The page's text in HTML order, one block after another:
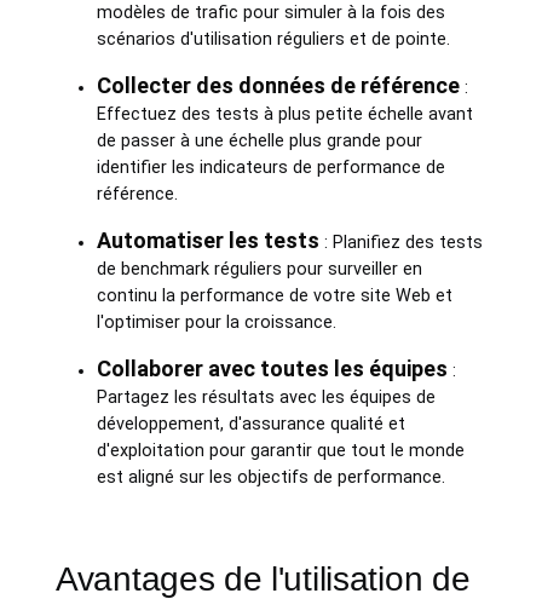
modèles de trafic pour simuler à la fois des
scénarios d'utilisation réguliers et de pointe.
Collecter des données de référence:
Effectuez des tests à plus petite échelle avant
de passer à une échelle plus grande pour
identifier les indicateurs de performance de
référence.
Automatiser les tests : Planifiez des tests
de benchmark réguliers pour surveiller en
continu la performance de votre site Web et
l'optimiser pour la croissance.
Collaborer avec toutes les équipes :
Partagez les résultats avec les équipes de
développement, d'assurance qualité et
d'exploitation pour garantir que tout le monde
est aligné sur les objectifs de performance.
Avantages de l'utilisation de